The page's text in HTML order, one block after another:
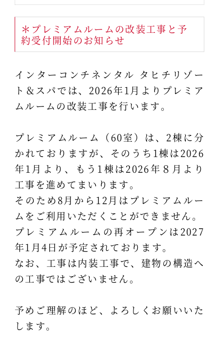
＊プレミアムルームの改装工事と予
約受付開始のお知らせ
インターコンチネンタル タヒチリゾー
ト＆スパでは、2026年1月よりプレミア
ムルームの改装工事を行います。
プレミアムルーム（60室）は、2棟に分
かれておりますが、そのうち1棟は2026
年1月より、もう1棟は2026年８月より
工事を進めてまいります。
そのため8月から12月はプレミアムルー
ムをご利用いただくことができません。
プレミアムルームの再オープンは2027
年1月4日が予定されております。
なお、工事は内装工事で、建物の構造へ
の工事ではございません。
予めご理解のほど、よろしくお願いいた
します。